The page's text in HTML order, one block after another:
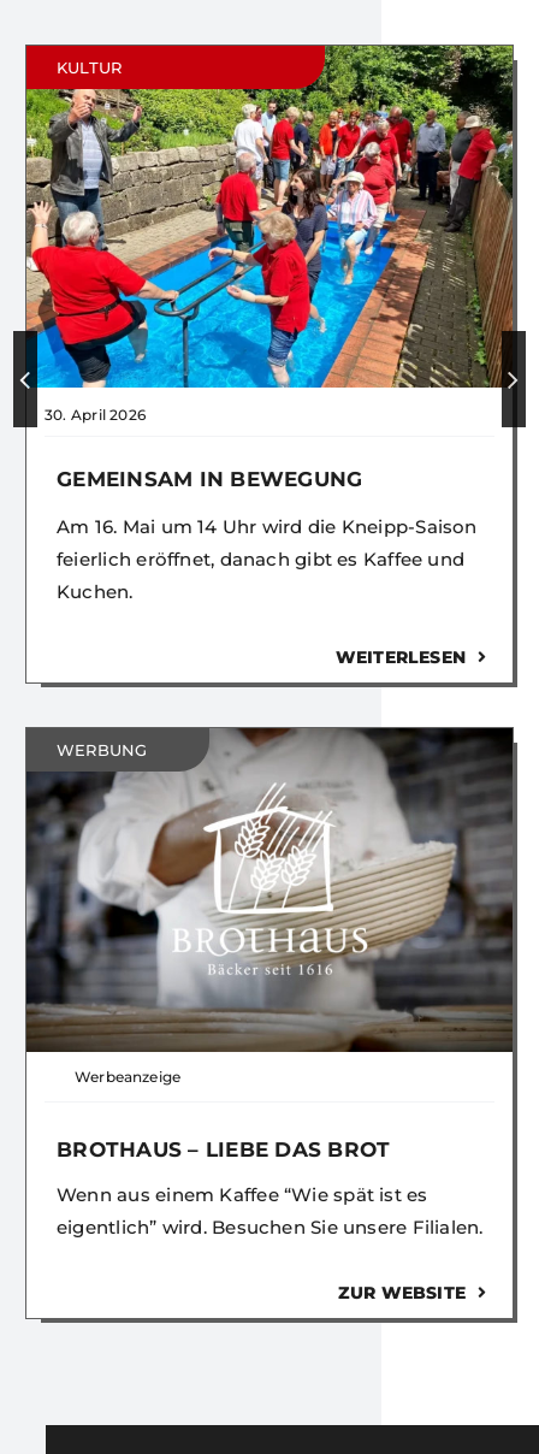
KULTUR
30. April 2026
GEMEINSAM IN BEWEGUNG
Am 16. Mai um 14 Uhr wird die Kneipp-Saison
feierlich eröffnet, danach gibt es Kaffee und
Kuchen.
WEITERLESEN
WERBUNG
Werbeanzeige
BROTHAUS – LIEBE DAS BROT
Wenn aus einem Kaffee “Wie spät ist es
eigentlich” wird. Besuchen Sie unsere Filialen.
ZUR WEBSITE